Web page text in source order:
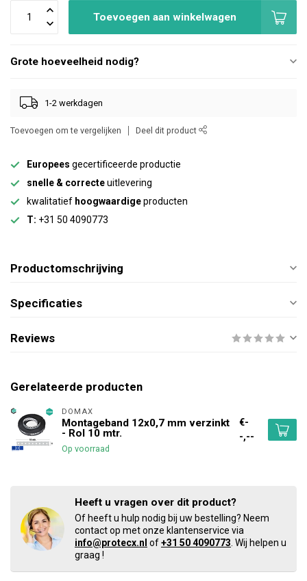
Toevoegen aan winkelwagen
Grote hoeveelheid nodig?
1-2 werkdagen
Toevoegen om te vergelijken Deel dit product
Europees gecertificeerde productie
snelle & correcteuitlevering
kwalitatief hoogwaardigeproducten
T: +31 50 4090773
Productomschrijving
Specificaties
Reviews
Gerelateerde producten
DOMAX
Montageband 12x0,7 mm verzinkt
- Rol 10 mtr.
Op voorraad
€-
-,--
Heeft u vragen over dit product?
Of heeft u hulp nodig bij uw bestelling? Neem
contact op met onze klantenservice via
info@protecx.nl of+31 50 4090773 . Wij helpen u
graag !